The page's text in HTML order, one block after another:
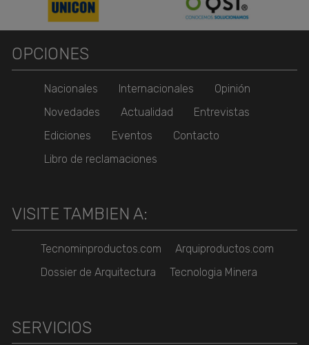
OPCIONES
Nacionales Internacionales
Opinión
Novedades
Actualidad
Entrevistas
Ediciones
Eventos
Contacto
Libro de reclamaciones
VISITE TAMBIEN A:
Tecnominproductos.com
Arquiproductos.com
Dossier de Arquitectura
Tecnologia Minera
SERVICIOS